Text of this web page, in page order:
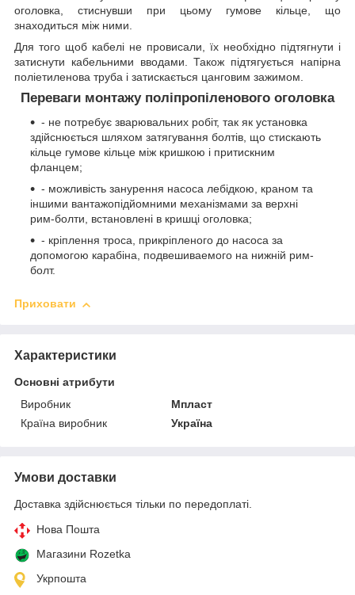
оголовка, стиснувши при цьому гумове кільце, що
знаходиться між ними.
Для того щоб кабелі не провисали, їх необхідно підтягнути і
затиснути кабельними вводами. Також підтягується напірна
поліетиленова труба і затискається цанговим зажимом.
Переваги монтажу поліпропіленового оголовка
- не потребує зварювальних робіт, так як установка
здійснюється шляхом затягування болтів, що стискають
кільце гумове кільце між кришкою і притискним
фланцем;
- можливість занурення насоса лебідкою, краном та
іншими вантажопідйомними механізмами за верхні
рим-болти, встановлені в кришці оголовка;
- кріплення троса, прикріпленого до насоса за
допомогою карабіна, подвешиваемого на нижній рим-
болт.
Приховати
Характеристики
Основні атрибути
Виробник
Мпласт
Країна виробник
Україна
Умови доставки
Доставка здійснюється тільки по передоплаті.
Нова Пошта
Магазини Rozetka
Укрпошта